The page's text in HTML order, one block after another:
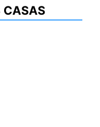
CASAS